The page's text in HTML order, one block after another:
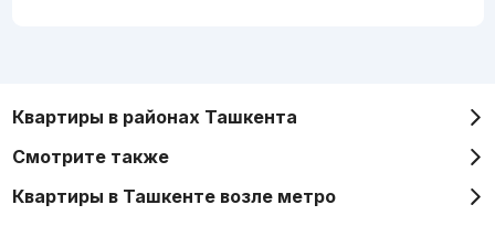
Квартиры в районах Ташкента
Смотрите также
Квартиры в Ташкенте возле метро